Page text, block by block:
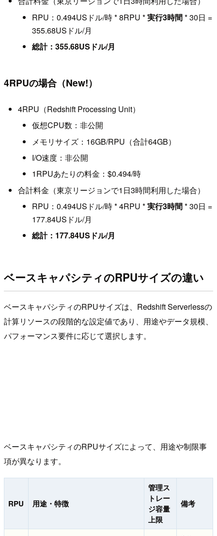
RPU：0.494USドル/時 * 8RPU *実行3時間* 30日 =
355.68USドル/月
総計：355.68USドル/月
4RPUの場合（New!）
4RPU（Redshift Processing Unit）
仮想CPU数：非公開
メモリサイズ：16GB/RPU（合計64GB）
I/O速度：非公開
1RPUあたりの料金：$0.494/時
合計料金（東京リージョンで1日3時間利用した場合）
RPU：0.494USドル/時 * 4RPU *実行3時間* 30日 =
177.84USドル/月
総計：177.84USドル/月
ベースキャパシティのRPUサイズの違い
ベースキャパシティのRPUサイズは、Redshift Serverlessの
計算リソースの段階的な設定値であり、用途やデータ規模、
パフォーマンス要件に応じて選択します。
ベースキャパシティのRPUサイズによって、用途や制限事
項が異なります。
RPU 用途・特徴
管理ス
トレー
ジ容量
上限
備考